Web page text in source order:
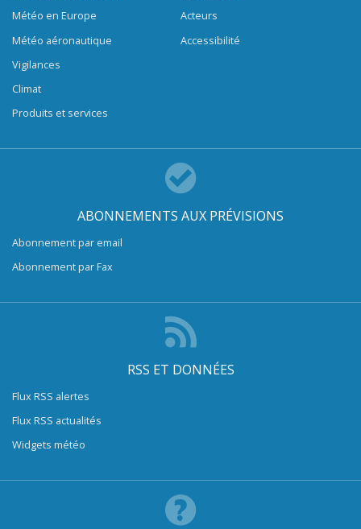
Météo en Europe
Météo aéronautique
Vigilances
Climat
Produits et services
Acteurs
Accessibilité
ABONNEMENTS AUX PRÉVISIONS
Abonnement par email
Abonnement par Fax
RSS ET DONNÉES
Flux RSS alertes
Flux RSS actualités
Widgets météo